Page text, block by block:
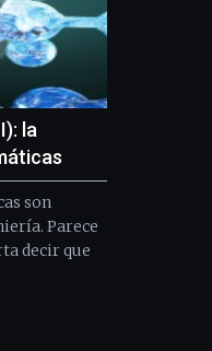
la
son
Parece
decir que